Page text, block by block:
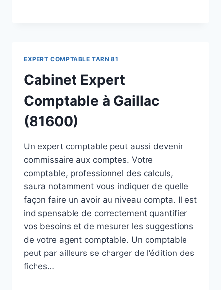
EXPERT COMPTABLE TARN 81
Cabinet Expert
Comptable à Gaillac
(81600)
Un expert comptable peut aussi devenir
commissaire aux comptes. Votre
comptable, professionnel des calculs,
saura notamment vous indiquer de quelle
façon faire un avoir au niveau compta. Il est
indispensable de correctement quantifier
vos besoins et de mesurer les suggestions
de votre agent comptable. Un comptable
peut par ailleurs se charger de l’édition des
fiches…